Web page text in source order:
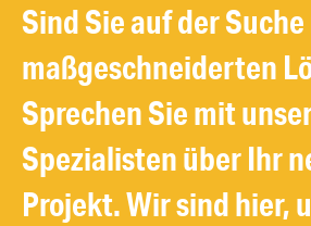
Sind Sie auf der
maßgeschneiderten
Sprechen Sie mit
Spezialisten über Ihr
Projekt. Wir sind hier,